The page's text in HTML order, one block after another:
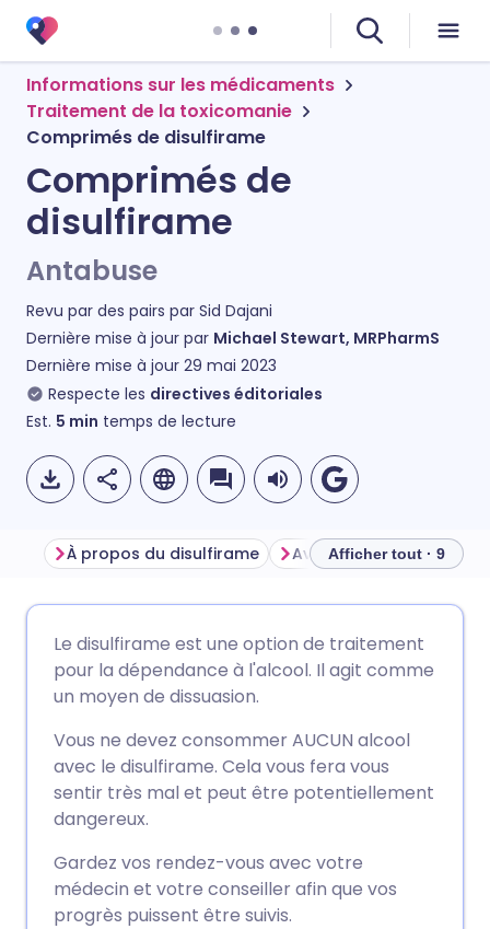
Informations sur les médicaments
Traitement de la toxicomanie
Comprimés de disulfirame
Comprimés de
disulfirame
Antabuse
Revu par des pairs par Sid Dajani
Dernière mise à jour par Michael Stewart, MRPharmS
Dernière mise à jour 29 mai 2023
Respecte les directives éditoriales
Est. 5 min temps de lecture
Partager via Facebook
Partager via LinkedIn
Partager via WhatsApp
🇩🇪 Deutsch
🇪🇸 Español
🇮🇹 Italiano 🇵🇹
🇸🇦 عربي 🇸🇪 Svenska
À propos du disulfirame Avant de prendre le
Afficher tout · 9
Le disulfirame est une option de traitement
pour la dépendance à l'alcool. Il agit comme
un moyen de dissuasion.
Vous ne devez consommer AUCUN alcool
avec le disulfirame. Cela vous fera vous
sentir très mal et peut être potentiellement
dangereux.
Gardez vos rendez-vous avec votre
médecin et votre conseiller afin que vos
progrès puissent être suivis.